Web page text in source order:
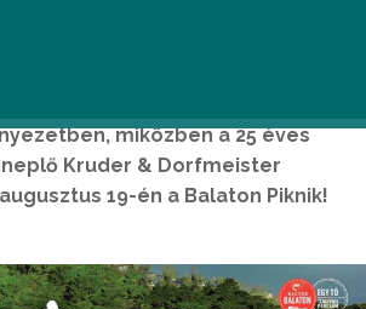
miközben a 25 éves
Kruder & Dorfmeister
19-én a Balaton Piknik!